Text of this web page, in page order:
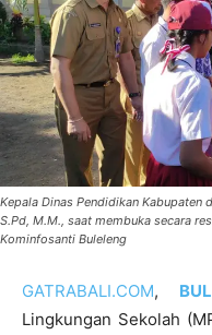
Kepala Dinas Pendidikan Kabupaten
S.Pd, M.M., saat membuka secara
Kominfosanti Buleleng
GATRABALI.COM,
Lingkungan Sekolah